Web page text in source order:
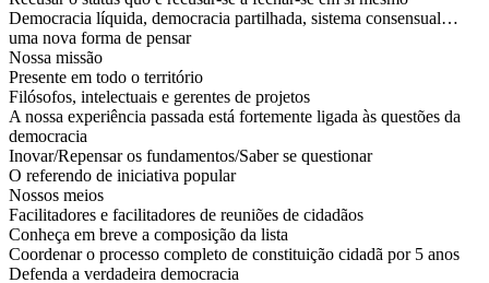
Democracia líquida, democracia partilhada, sistema consensual…
uma nova forma de pensar
Nossa missão
Presente em todo o território
Filósofos, intelectuais e gerentes de projetos
A nossa experiência passada está fortemente ligada às questões da
democracia
Inovar/Repensar os fundamentos/Saber se questionar
O referendo de iniciativa popular
Nossos meios
Facilitadores e facilitadores de reuniões de cidadãos
Conheça em breve a composição da lista
Coordenar o processo completo de constituição cidadã por 5 anos
Defenda a verdadeira democracia